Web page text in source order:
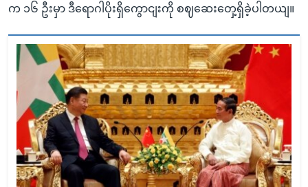
က ၁၆ ဦးမှာ ဒီရောဂါပိုးရှိကွောငျးကို စဈဆေးတှေ့ရှိခဲ့ပါတယျ။